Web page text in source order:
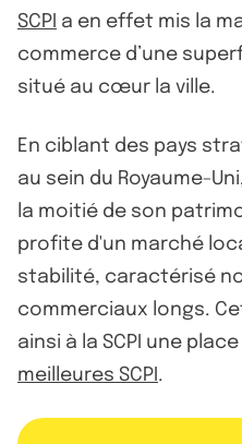
SCPI a en effet mis la
commerce d’une
situé au cœur la ville.
En ciblant des pays
au sein du Royaume-
la moitié de son
profite d'un marché
stabilité, caractérisé
commerciaux longs.
ainsi à la SCPI une
meilleures SCPI .